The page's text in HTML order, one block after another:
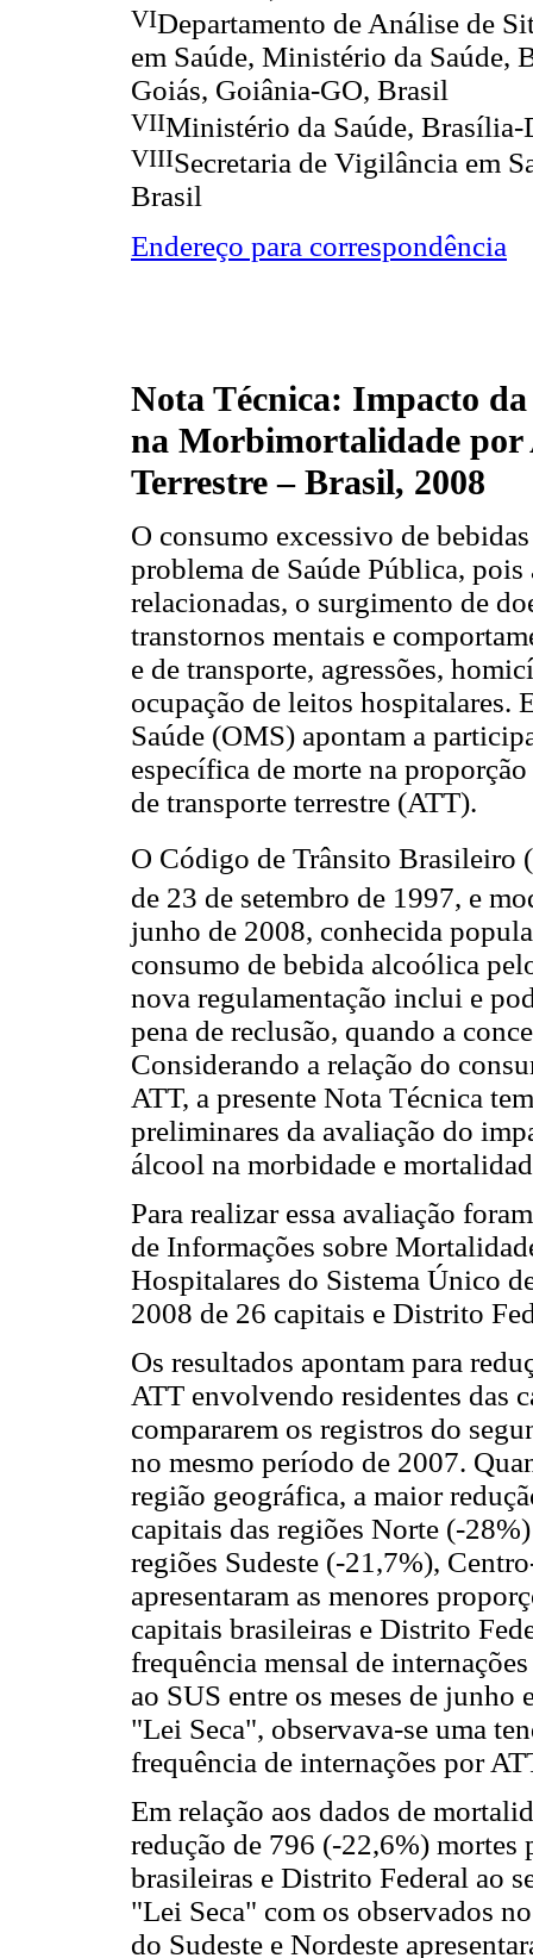
VIDepartamento de Análise de
em Saúde, Ministério da Saúde,
Goiás, Goiânia-GO, Brasil
VIIMinistério da Saúde, Brasília-
VIIISecretaria de Vigilância em
Brasil
Endereço para correspondência
Nota Técnica: Impacto
na Morbimortalidade por
Terrestre – Brasil, 2008
O consumo excessivo de
problema de Saúde Pública,
relacionadas, o surgimento de
transtornos mentais e
e de transporte, agressões,
ocupação de leitos hospitalares.
Saúde (OMS) apontam a
específica de morte na
de transporte terrestre (ATT).
O Código de Trânsito
de 23 de setembro de 1997, e
junho de 2008, conhecida
consumo de bebida alcoólica
nova regulamentação inclui e
pena de reclusão, quando a
Considerando a relação do
ATT, a presente Nota Técnica
preliminares da avaliação do
álcool na morbidade e
Para realizar essa avaliação
de Informações sobre
Hospitalares do Sistema Único
2008 de 26 capitais e Distrito
Os resultados apontam para
ATT envolvendo residentes das
compararem os registros do
no mesmo período de 2007.
região geográfica, a maior
capitais das regiões Norte (-
regiões Sudeste (-21,7%),
apresentaram as menores
capitais brasileiras e Distrito
frequência mensal de
ao SUS entre os meses de
"Lei Seca", observava-se uma
frequência de internações por
Em relação aos dados de
redução de 796 (-22,6%) mortes
brasileiras e Distrito Federal ao
"Lei Seca" com os observados
do Sudeste e Nordeste